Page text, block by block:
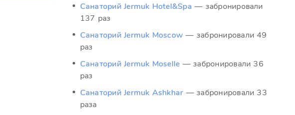
Санаторий Jermuk Hotel&Spa — забронировали
137 раз
Санаторий Jermuk Moscow — забронировали 49
раз
Санаторий Jermuk Moselle — забронировали 36
раз
Санаторий Jermuk Ashkhar — забронировали 33
раза